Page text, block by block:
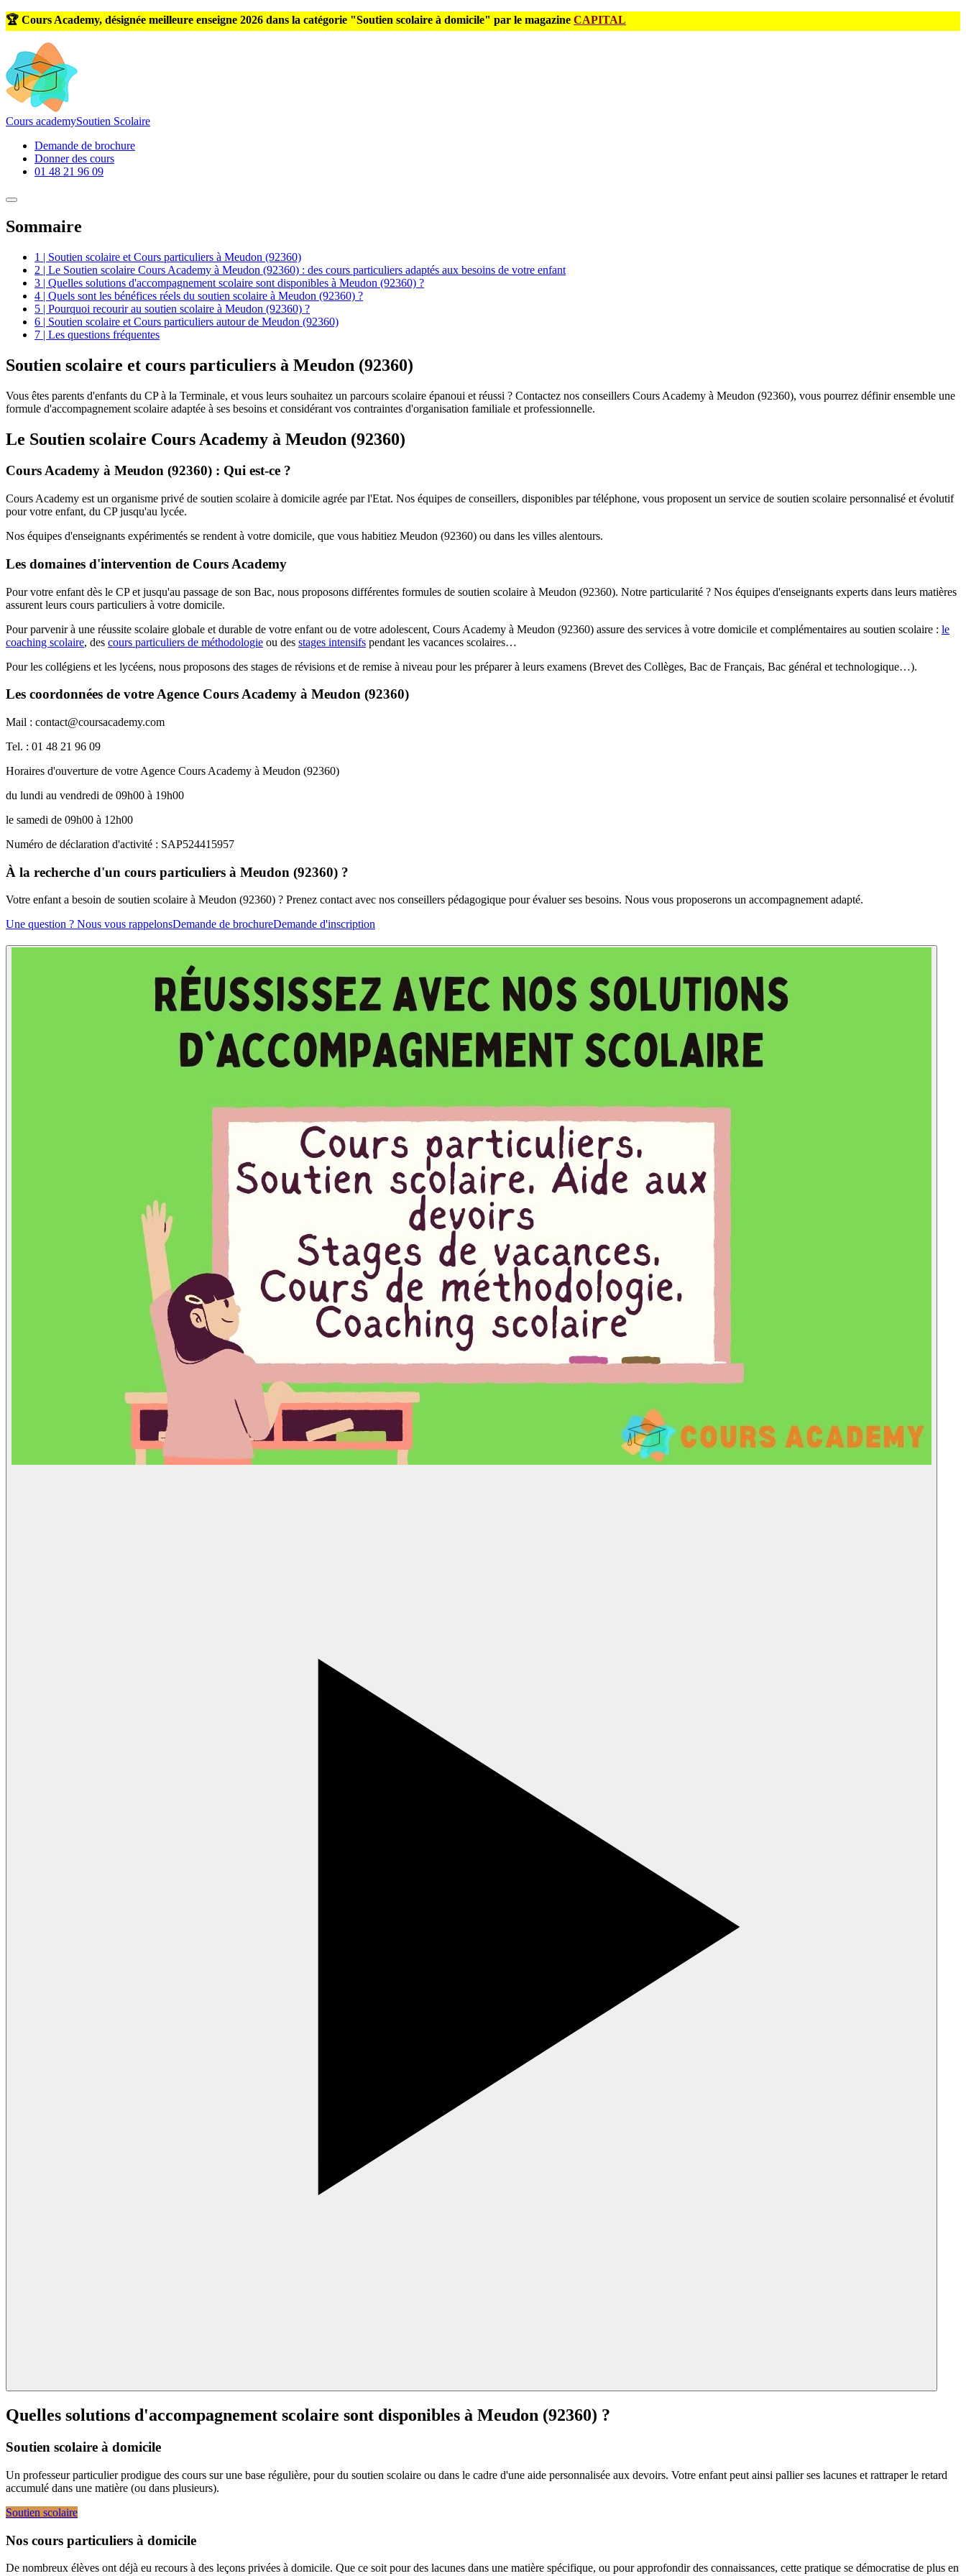
🏆 Cours Academy, désignée meilleure enseigne 2026 dans la catégorie "Soutien scolaire à domicile" par le magazine CAPITAL
Cours academySoutien Scolaire
Demande de brochure
Donner des cours
01 48 21 96 09
Sommaire
1 | Soutien scolaire et Cours particuliers à Meudon (92360)
2 | Le Soutien scolaire Cours Academy à Meudon (92360) : des cours particuliers adaptés aux besoins de votre enfant
3 | Quelles solutions d'accompagnement scolaire sont disponibles à Meudon (92360) ?
4 | Quels sont les bénéfices réels du soutien scolaire à Meudon (92360) ?
5 | Pourquoi recourir au soutien scolaire à Meudon (92360) ?
6 | Soutien scolaire et Cours particuliers autour de Meudon (92360)
7 | Les questions fréquentes
Soutien scolaire et cours particuliers à Meudon (92360)
Vous êtes parents d'enfants du CP à la Terminale, et vous leurs souhaitez un parcours scolaire épanoui et réussi ? Contactez nos conseillers Cours Academy à Meudon (92360), vous pourrez définir ensemble une
formule d'accompagnement scolaire adaptée à ses besoins et considérant vos contraintes d'organisation familiale et professionnelle.
Le Soutien scolaire Cours Academy à Meudon (92360)
Cours Academy à Meudon (92360) : Qui est-ce ?
Cours Academy est un organisme privé de soutien scolaire à domicile agrée par l'Etat. Nos équipes de conseillers, disponibles par téléphone, vous proposent un service de soutien scolaire personnalisé et évolutif
pour votre enfant, du CP jusqu'au lycée.
Nos équipes d'enseignants expérimentés se rendent à votre domicile, que vous habitiez Meudon (92360) ou dans les villes alentours.
Les domaines d'intervention de Cours Academy
Pour votre enfant dès le CP et jusqu'au passage de son Bac, nous proposons différentes formules de soutien scolaire à Meudon (92360). Notre particularité ? Nos équipes d'enseignants experts dans leurs matières
assurent leurs cours particuliers à votre domicile.
Pour parvenir à une réussite scolaire globale et durable de votre enfant ou de votre adolescent, Cours Academy à Meudon (92360) assure des services à votre domicile et complémentaires au soutien scolaire : le
coaching scolaire, des cours particuliers de méthodologie ou des stages intensifs pendant les vacances scolaires…
Pour les collégiens et les lycéens, nous proposons des stages de révisions et de remise à niveau pour les préparer à leurs examens (Brevet des Collèges, Bac de Français, Bac général et technologique…).
Les coordonnées de votre Agence Cours Academy à Meudon (92360)
Mail : contact@coursacademy.com
Tel. : 01 48 21 96 09
Horaires d'ouverture de votre Agence Cours Academy à Meudon (92360)
du lundi au vendredi de 09h00 à 19h00
le samedi de 09h00 à 12h00
Numéro de déclaration d'activité : SAP524415957
À la recherche d'un cours particuliers à Meudon (92360) ?
Votre enfant a besoin de soutien scolaire à Meudon (92360) ? Prenez contact avec nos conseillers pédagogique pour évaluer ses besoins. Nous vous proposerons un accompagnement adapté.
Une question ? Nous vous rappelonsDemande de brochureDemande d'inscription
Quelles solutions d'accompagnement scolaire sont disponibles à Meudon (92360) ?
Soutien scolaire à domicile
Un professeur particulier prodigue des cours sur une base régulière, pour du soutien scolaire ou dans le cadre d'une aide personnalisée aux devoirs. Votre enfant peut ainsi pallier ses lacunes et rattraper le retard
accumulé dans une matière (ou dans plusieurs).
Soutien scolaire
Nos cours particuliers à domicile
De nombreux élèves ont déjà eu recours à des leçons privées à domicile. Que ce soit pour des lacunes dans une matière spécifique, ou pour approfondir des connaissances, cette pratique se démocratise de plus en